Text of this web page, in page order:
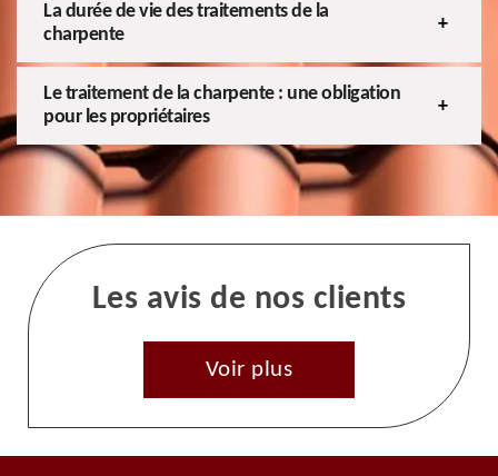
La durée de vie des traitements de la
charpente
Le traitement de la charpente : une obligation
pour les propriétaires
Les avis de nos clients
Voir plus